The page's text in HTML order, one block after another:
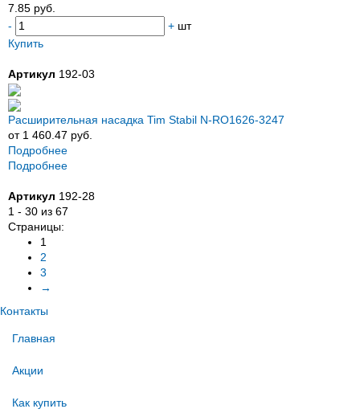
7.85 руб.
-
+ шт
Купить
Артикул 192-03
Расширительная насадка Tim Stabil N-RO1626-3247
от 1 460.47 руб.
Подробнее
Подробнее
Артикул 192-28
1 - 30 из 67
Страницы:
1
2
3
→
Контакты
Главная
Акции
Как купить